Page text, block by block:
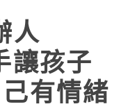
人
讓孩子
有情緒